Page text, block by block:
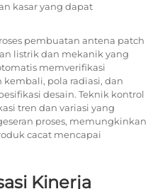
kasar yang dapat
pembuatan antena patch
listrik dan mekanik yang
memverifikasi
pola radiasi, dan
desain. Teknik kontrol
tren dan variasi yang
proses, memungkinkan
cacat mencapai
Kinerja